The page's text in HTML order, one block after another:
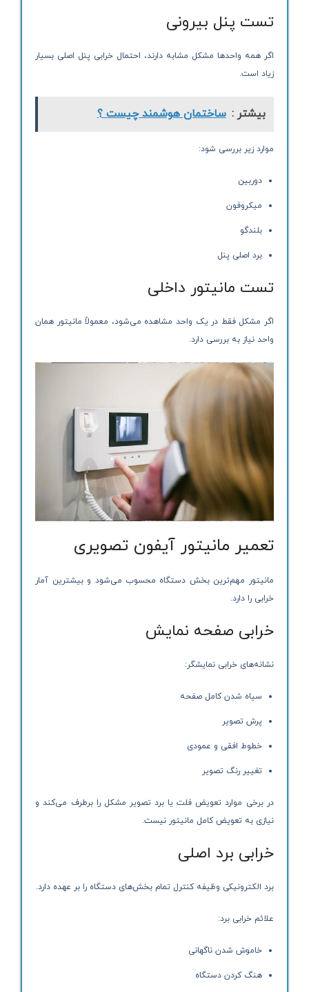
تست پنل بیرونی
اگر همه واحدها مشکل مشابه دارند، احتمال خرابی پنل اصلی بسیار
زیاد است.
بیشتر : ساختمان هوشمند چیست ؟
موارد زیر بررسی شود:
دوربین
میکروفون
بلندگو
برد اصلی پنل
تست مانیتور داخلی
اگر مشکل فقط در یک واحد مشاهده می‌شود، معمولاً مانیتور همان
واحد نیاز به بررسی دارد.
تعمیر مانیتور آیفون تصویری
مانیتور مهم‌ترین بخش دستگاه محسوب می‌شود و بیشترین آمار
خرابی را دارد.
خرابی صفحه نمایش
نشانه‌های خرابی نمایشگر:
سیاه شدن کامل صفحه
پرش تصویر
خطوط افقی و عمودی
تغییر رنگ تصویر
در برخی موارد تعویض فلت یا برد تصویر مشکل را برطرف می‌کند و
نیازی به تعویض کامل مانیتور نیست.
خرابی برد اصلی
برد الکترونیکی وظیفه کنترل تمام بخش‌های دستگاه را بر عهده دارد.
علائم خرابی برد:
خاموش شدن ناگهانی
هنگ کردن دستگاه